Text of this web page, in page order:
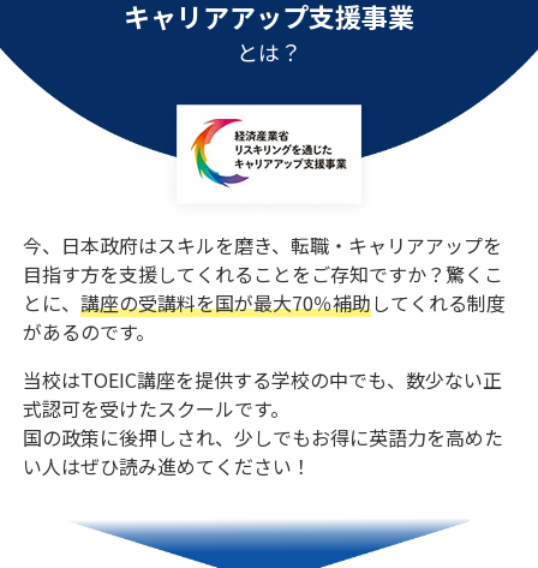
キャリアアップ支援事業
とは？
今、日本政府はスキルを磨き、転職・キャリアアップを
目指す方を支援してくれることをご存知ですか？驚くこ
とに、講座の受講料を国が最大70％補助してくれる制度
があるのです。
当校はTOEIC講座を提供する学校の中でも、数少ない正
式認可を受けたスクールです。
国の政策に後押しされ、少しでもお得に英語力を高めた
い人はぜひ読み進めてください！